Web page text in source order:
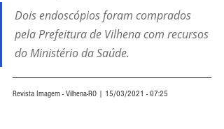
Dois endoscópios foram comprados
pela Prefeitura de Vilhena com recursos
do Ministério da Saúde.
Revista Imagem - Vilhena-RO | 15/03/2021 - 07:25